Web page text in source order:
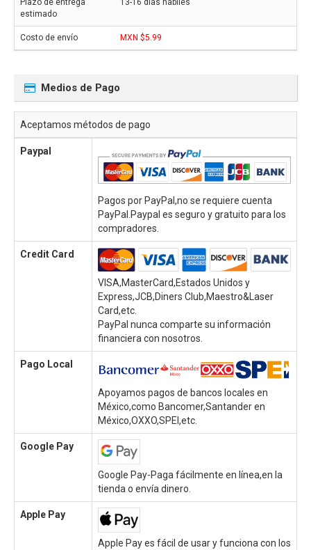
MXN $5.99
Medios de Pago
Aceptamos métodos de pago
Paypal
Pagos por PayPal,no se requiere cuenta
PayPal.Paypal es seguro y gratuito para los
compradores.
Credit Card
VISA,MasterCard,Estados Unidos y
Express,JCB,Diners Club,Maestro&Laser
Card,etc.
PayPal nunca comparte su información
financiera con nosotros.
Pago Local
Apoyamos pagos de bancos locales en
México,como Bancomer,Santander en
México,OXXO,SPEI,etc.
Google Pay
Google Pay-Paga fácilmente en línea,en la
tienda o envía dinero.
Apple Pay
Apple Pay es fácil de usar y funciona con los